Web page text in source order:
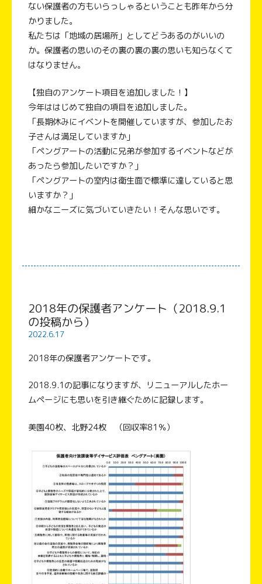
ない保護者の方もいらっしゃるということも昨年から分
かりました。
私たちは「地域の居場所」としてどうあるのがいいの
か。保護者の思いのその裏の裏の裏の思いも知らなくて
はなりません。
【独自のアンケート項目を追加しました！】
今年ははじめて独自の項目を追加しました。
「長期休みにイベントを開催していますが、参加したお
子さんは満足していますか」
「ペングアートの活動に兄弟が参加するイベントなどが
あったら参加したいですか？」
「ペングアートの室内は衛生面で標準に達していると思
いますか？」
細かなニーズに気づいていきたい！そんな思いです。
2018年の保護者アンケート（2018.9.1
の投稿から）
2022.6.17
2018年の保護者アンケートです。
2018.9.1の記事になりますが、リニューアルしたホー
ムページにも思いを引き継ぐために記録します。
美園40枚、北野24枚 （回収率81％）